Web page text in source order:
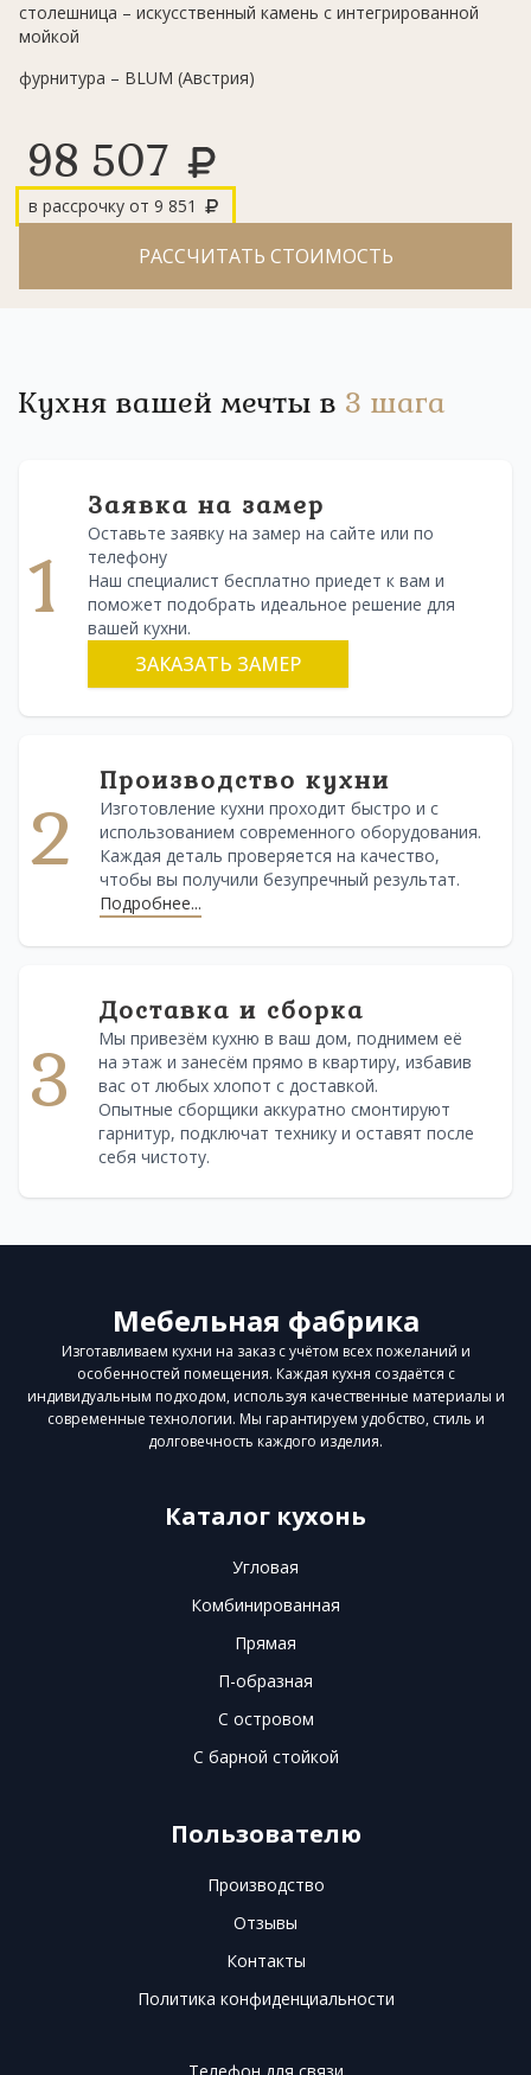
столешница – искусственный камень с интегрированной
мойкой⠀
фурнитура – BLUM (Австрия)⠀
98 507
в рассрочку от 9 851
РАССЧИТАТЬ СТОИМОСТЬ
Кухня вашей мечты в 3 шага
1
Заявка на замер
Оставьте заявку на замер на сайте или по
телефону
Наш специалист бесплатно приедет к вам и
поможет подобрать идеальное решение для
вашей кухни.
ЗАКАЗАТЬ ЗАМЕР
2
Производство кухни
Изготовление кухни проходит быстро и с
использованием современного оборудования.
Каждая деталь проверяется на качество,
чтобы вы получили безупречный результат.
Подробнее...
3
Доставка и сборка
Мы привезём кухню в ваш дом, поднимем её
на этаж и занесём прямо в квартиру, избавив
вас от любых хлопот с доставкой.
Опытные сборщики аккуратно смонтируют
гарнитур, подключат технику и оставят после
себя чистоту.
Мебельная фабрика
Изготавливаем кухни на заказ с учётом всех пожеланий и
особенностей помещения. Каждая кухня создаётся с
индивидуальным подходом, используя качественные материалы и
современные технологии. Мы гарантируем удобство, стиль и
долговечность каждого изделия.
Каталог кухонь
Угловая
Комбинированная
Прямая
П-образная
С островом
С барной стойкой
Пользователю
Производство
Отзывы
Контакты
Политика конфиденциальности